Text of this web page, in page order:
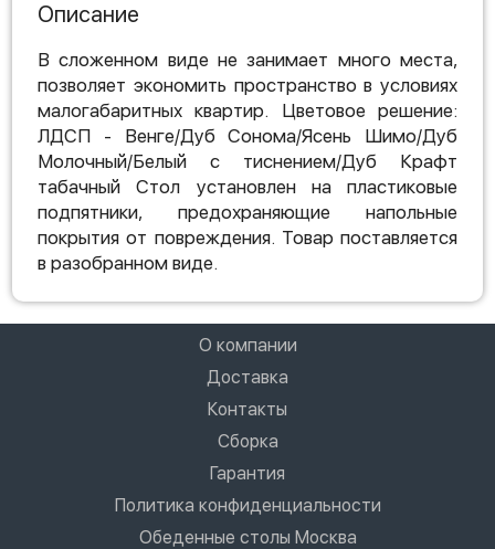
Описание
В сложенном виде не занимает много места,
позволяет экономить пространство в условиях
малогабаритных квартир. Цветовое решение:
ЛДСП - Венге/Дуб Сонома/Ясень Шимо/Дуб
Молочный/Белый с тиснением/Дуб Крафт
табачный Стол установлен на пластиковые
подпятники, предохраняющие напольные
покрытия от повреждения. Товар поставляется
в разобранном виде.
О компании
Доставка
Контакты
Сборка
Гарантия
Политика конфиденциальности
Обеденные столы Москва